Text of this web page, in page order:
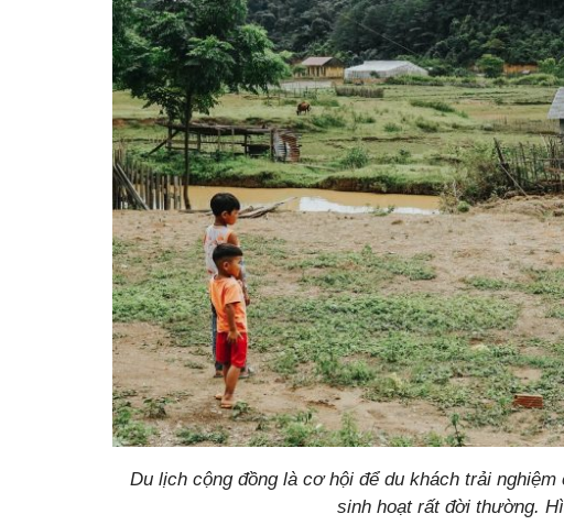
Du lịch cộng đồng là cơ hội để du khách trải
sinh hoạt rất đời thường.